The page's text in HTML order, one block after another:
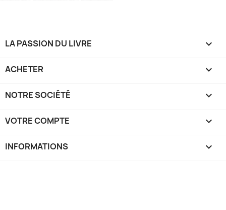
LA PASSION DU LIVRE 
ACHETER 
NOTRE SOCIÉTÉ 
VOTRE COMPTE 
INFORMATIONS keyboard_arrow_down